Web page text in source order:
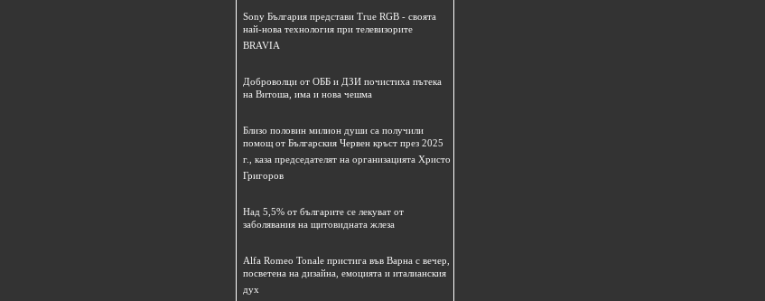
Sony България представи True RGB - своята
най-нова технология при телевизорите
BRAVIA
Доброволци от ОББ и ДЗИ почистиха пътека
на Витоша, има и нова чешма
Близо половин милион души са получили
помощ от Българския Червен кръст през 2025
г., каза председателят на организацията Христо
Григоров
Над 5,5% от българите се лекуват от
заболявания на щитовидната жлеза
Alfa Romeo Tonale пристига във Варна с вечер,
посветена на дизайна, емоцията и италианския
дух